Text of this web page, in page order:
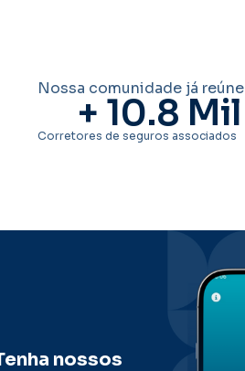
Nossa comunidade já reúne
+ 10.8 Mil
Corretores de seguros associados
nossos